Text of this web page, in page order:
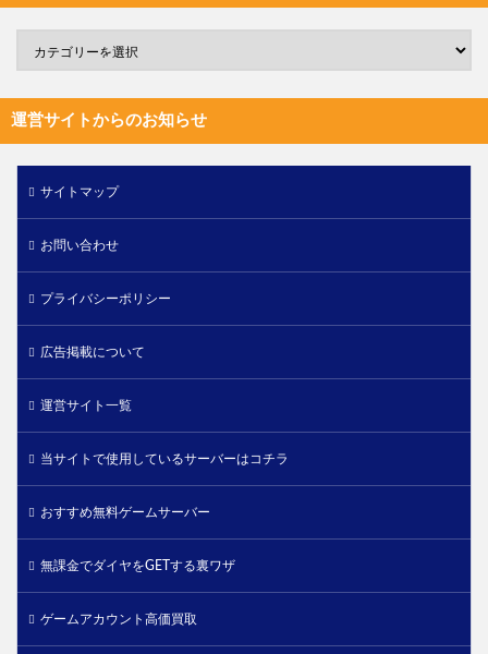
運営サイトからのお知らせ
サイトマップ
お問い合わせ
プライバシーポリシー
広告掲載について
運営サイト一覧
当サイトで使用しているサーバーはコチラ
おすすめ無料ゲームサーバー
無課金でダイヤをGETする裏ワザ
ゲームアカウント高価買取